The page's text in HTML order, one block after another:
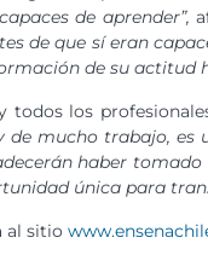
de aprender”,
de que sí eran
de su actitud
todos los
de mucho trabajo, es
haber tomado
única para
al sitio